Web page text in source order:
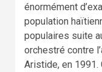
énormément
population
populaires suite
orchestré contre
Aristide, en 1991.